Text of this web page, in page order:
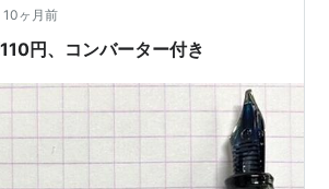
ステーション 3（PS3）CECH-2100A
PS3でPS1を遊んだ画質…
10ヶ月前
円、コンバーター付き